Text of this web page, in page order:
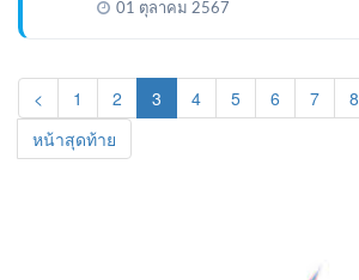
01 ตุลาคม 2567
< 1 2 3 (current)
4 5 6 7 8
หน้าสุดท้าย